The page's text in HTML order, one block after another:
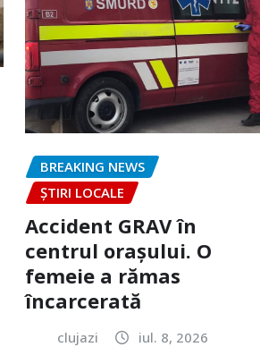
BREAKING NEWS
ȘTIRI LOCALE
Accident GRAV în
centrul orașului. O
femeie a rămas
încarcerată
clujazi iul. 8, 2026